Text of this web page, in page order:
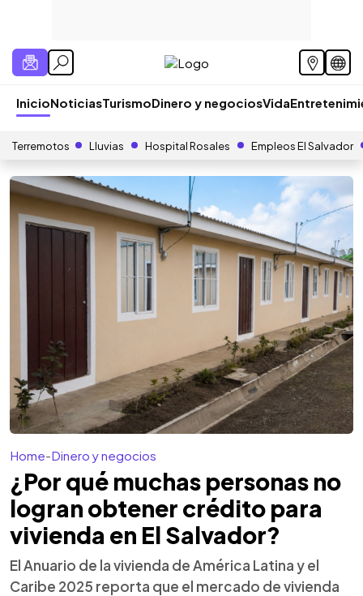
InicioNoticiasTurismoDinero y negociosVida
Terremotos Lluvias Hospital Rosales Empleos El Salvador
Home-Dinero y negocios
¿Por qué muchas personas no
logran obtener crédito para
vivienda en El Salvador?
El Anuario de la vivienda de América Latina y el
Caribe 2025 reporta que el mercado de vivienda